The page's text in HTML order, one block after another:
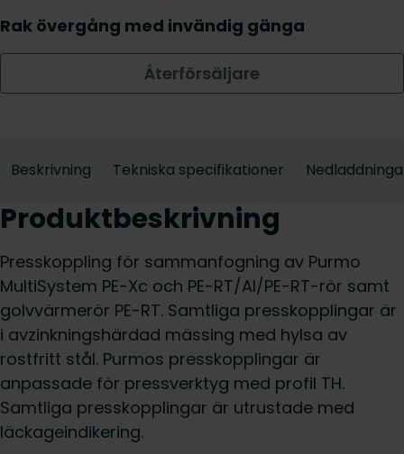
Rak övergång med invändig gänga
Återförsäljare
Beskrivning Tekniska specifikationer
Produktbeskrivning
Presskoppling för sammanfogning av Purmo
MultiSystem PE-Xc och PE-RT/Al/PE-RT-rör samt
golvvärmerör PE-RT. Samtliga presskopplingar är
i avzinkningshärdad mässing med hylsa av
rostfritt stål. Purmos presskopplingar är
anpassade för pressverktyg med profil TH.
Samtliga presskopplingar är utrustade med
läckageindikering.